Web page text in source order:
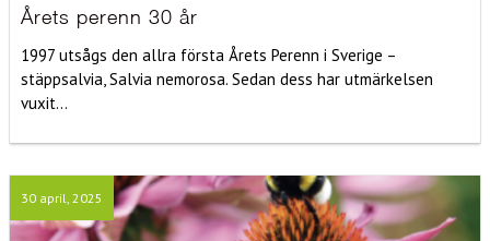
Årets perenn 30 år
1997 utsågs den allra första Årets Perenn i Sverige –
stäppsalvia, Salvia nemorosa. Sedan dess har utmärkelsen
vuxit...
30 april, 2025